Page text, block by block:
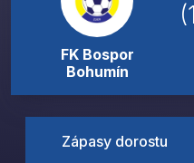
FK Bospor
Bohumín
Zápasy dorostu